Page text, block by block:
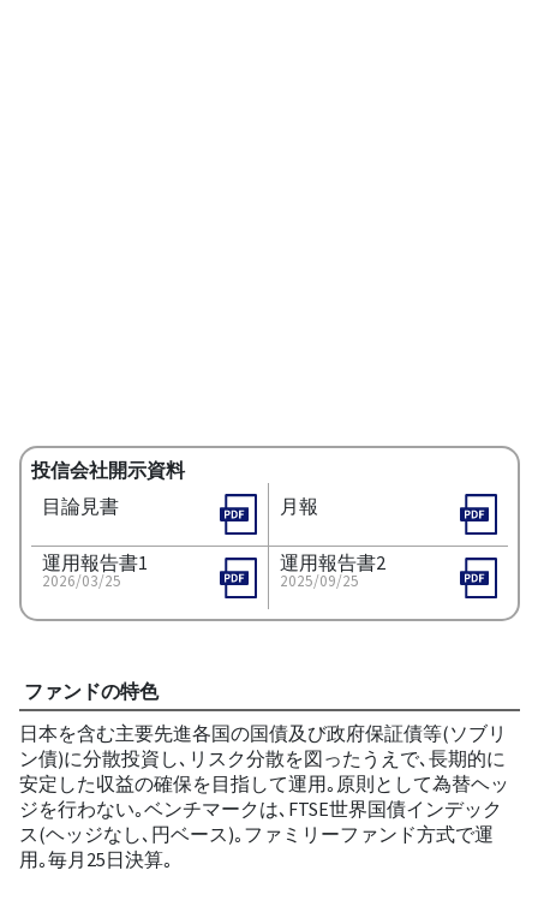
投信会社開示資料
目論見書
月報
運用報告書1
2026/03/25
運用報告書2
2025/09/25
ファンドの特色
日本を含む主要先進各国の国債及び政府保証債等(ソブリ
ン債)に分散投資し､リスク分散を図ったうえで､長期的に
安定した収益の確保を目指して運用｡原則として為替ヘッ
ジを行わない｡ベンチマークは､FTSE世界国債インデック
ス(ヘッジなし､円ベース)｡ファミリーファンド方式で運
用｡毎月25日決算｡